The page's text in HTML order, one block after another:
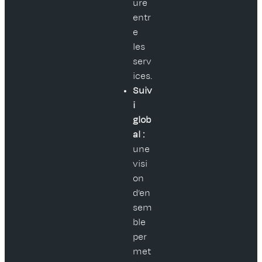
ure
entr
e
les
serv
ices.
Suiv
i
glob
al :
une
visi
on
d’en
sem
ble
per
met